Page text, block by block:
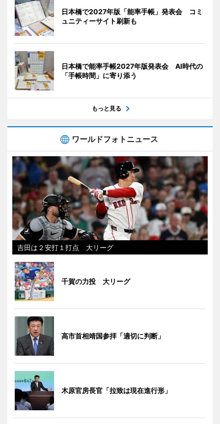
日本橋で2027年版「能率手帳」発表会 コミ
ュニティーサイト刷新も
日本橋で能率手帳2027年版発表会 AI時代の
「手帳時間」に寄り添う
もっと見る
ワールドフォトニュース
吉田は２安打１打点 大リーグ
千賀の力投 大リーグ
高市首相靖国参拝「適切に判断」
木原官房長官「拉致は現在進行形」